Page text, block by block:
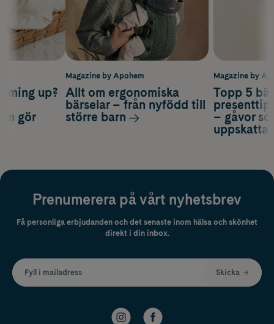
Magazine by
Topp 5
– gåvor
up?
gör
Magazine by Apohem
Allt om ergonomiska
bärselar – från nyfödd till
större barn
Prenumerera på vårt nyhetsbrev
Få personliga erbjudanden och det senaste inom hälsa och skönhet
direkt i din inbox.
Fyll i mailadress Skicka